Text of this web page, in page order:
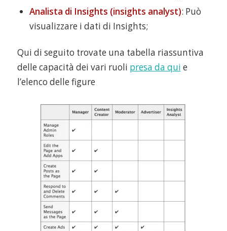
Analista di Insights (insights analyst): Può
visualizzare i dati di Insights;
Qui di seguito trovate una tabella riassuntiva
delle capacità dei vari ruoli presa da qui e
l’elenco delle figure